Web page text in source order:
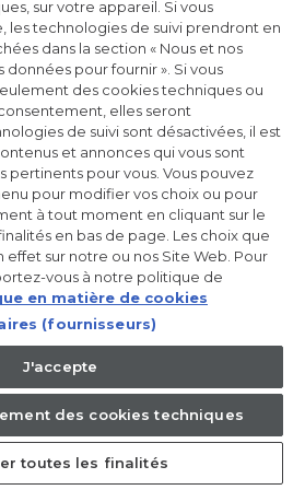
newsletter
et recevez -10% sur votre
commande
S.r.I. - Associé unique - SIÈGE SOCIAL :
(MB) - Italie - SIÈGES
Eden Fumagalli snc - 20861
n. 20/A-22 - 20871 Vimercate (MB) -
- Fax : +39.039.2086.237 - Capital social
Code fiscal et numéro d'inscription au
Monza-Brianza-Lodi 04666310158
- Société soumise aux activités de
de Candy S.p.A.
sur votre appareil. Si vous
les technologies de suivi prendront en
dans la section « Nous et nos
pour fournir ». Si vous
des cookies techniques ou
elles seront
de suivi sont désactivées, il est
et annonces qui vous sont
pertinents pour vous. Vous pouvez
pour modifier vos choix ou pour
à tout moment en cliquant sur le
en bas de page. Les choix que
effet sur notre ou nos Site Web. Pour
vous à notre politique de
en matière de cookies
(fournisseurs)
J'accepte
des cookies techniques
toutes les finalités